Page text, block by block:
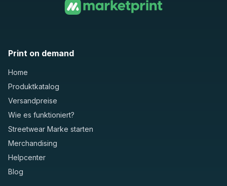
Print on demand
Home
Produktkatalog
Versandpreise
Wie es funktioniert?
Streetwear Marke starten
Merchandising
Helpcenter
Blog